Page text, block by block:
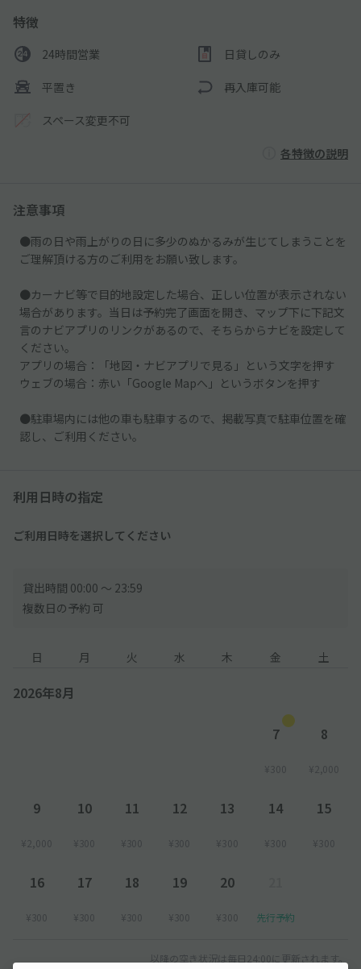
特徴
24時間営業 日貸しのみ
平置き 再入庫可能
スペース変更不可
各特徴の説明
注意事項
●雨の日や雨上がりの日に多少のぬかるみが生じてしまうことを
ご理解頂ける方のご利用をお願い致します。
●カーナビ等で目的地設定した場合、正しい位置が表示されない
場合があります。当日は予約完了画面を開き、マップ下に下記文
言のナビアプリのリンクがあるので、そちらからナビを設定して
ください。
アプリの場合：「地図・ナビアプリで見る」という文字を押す
ウェブの場合：赤い「Google Mapへ」というボタンを押す
●駐車場内には他の車も駐車するので、掲載写真で駐車位置を確
認し、ご利用ください。
利用日時の指定
ご利用日時を選択してください
貸出時間 00:00 〜 23:59
複数日の予約 可
日 月 火 水 木 金 土
2026年8月
7
¥300
8
¥2,000
9
¥2,000
10
¥300
11
¥300
12
¥300
13
¥300
14
¥300
15
¥300
16
¥300
17
¥300
18
¥300
19
¥300
20
¥300 先行予約
以降の空き状況は毎日24:00に更新されます。